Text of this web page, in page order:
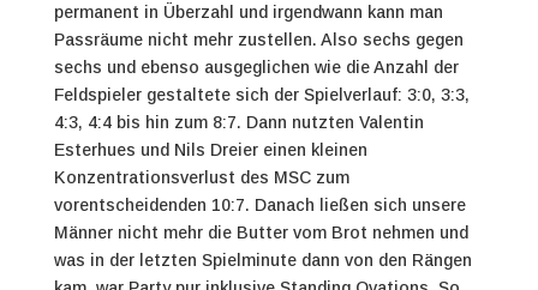
permanent in Überzahl und irgendwann kann man
Passräume nicht mehr zustellen. Also sechs gegen
sechs und ebenso ausgeglichen wie die Anzahl der
Feldspieler gestaltete sich der Spielverlauf: 3:0, 3:3,
4:3, 4:4 bis hin zum 8:7. Dann nutzten Valentin
Esterhues und Nils Dreier einen kleinen
Konzentrationsverlust des MSC zum
vorentscheidenden 10:7. Danach ließen sich unsere
Männer nicht mehr die Butter vom Brot nehmen und
was in der letzten Spielminute dann von den Rängen